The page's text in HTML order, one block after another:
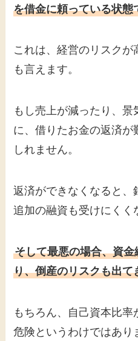
を借金に頼っている状態
これは、経営のリスクが
も言えます。
もし売上が減ったり、景
に、借りたお金の返済が
しれません。
返済ができなくなると、
追加の融資も受けにくく
そして最悪の場合、資
り、倒産のリスクも出て
もちろん、自己資本比
危険というわけではあり